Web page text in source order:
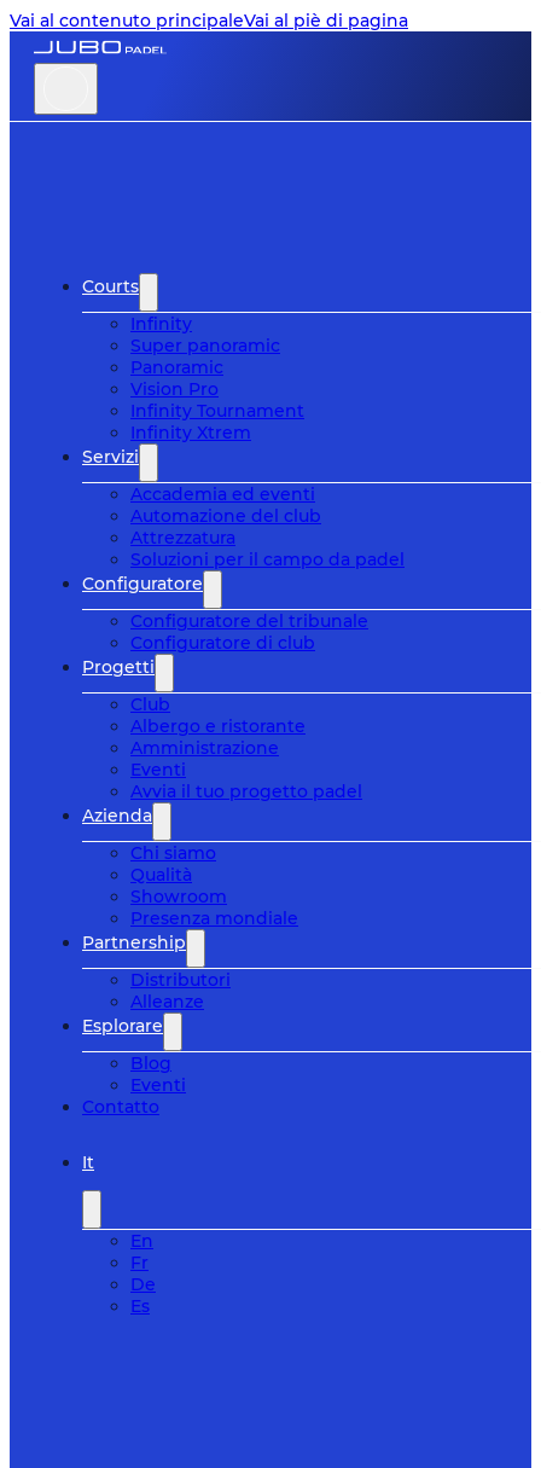
Vai al contenuto principaleVai al piè di pagina
Courts
Infinity
Super panoramic
Panoramic
Vision Pro
Infinity Tournament
Infinity Xtrem
Servizi
Accademia ed eventi
Automazione del club
Attrezzatura
Soluzioni per il campo da padel
Configuratore
Configuratore del tribunale
Configuratore di club
Progetti
Club
Albergo e ristorante
Amministrazione
Eventi
Avvia il tuo progetto padel
Azienda
Chi siamo
Qualità
Showroom
Presenza mondiale
Partnership
Distributori
Alleanze
Esplorare
Blog
Eventi
Contatto
It
En
Fr
De
Es